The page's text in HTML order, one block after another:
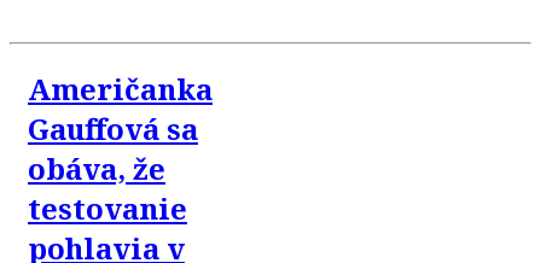
Američanka
Gauffová sa
obáva, že
testovanie
pohlavia v